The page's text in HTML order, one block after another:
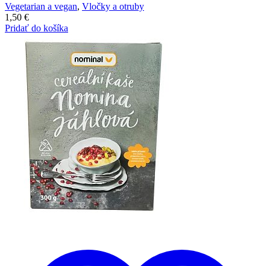
Vegetarian a vegan, Vločky a otruby
1,50 €
Pridať do košíka